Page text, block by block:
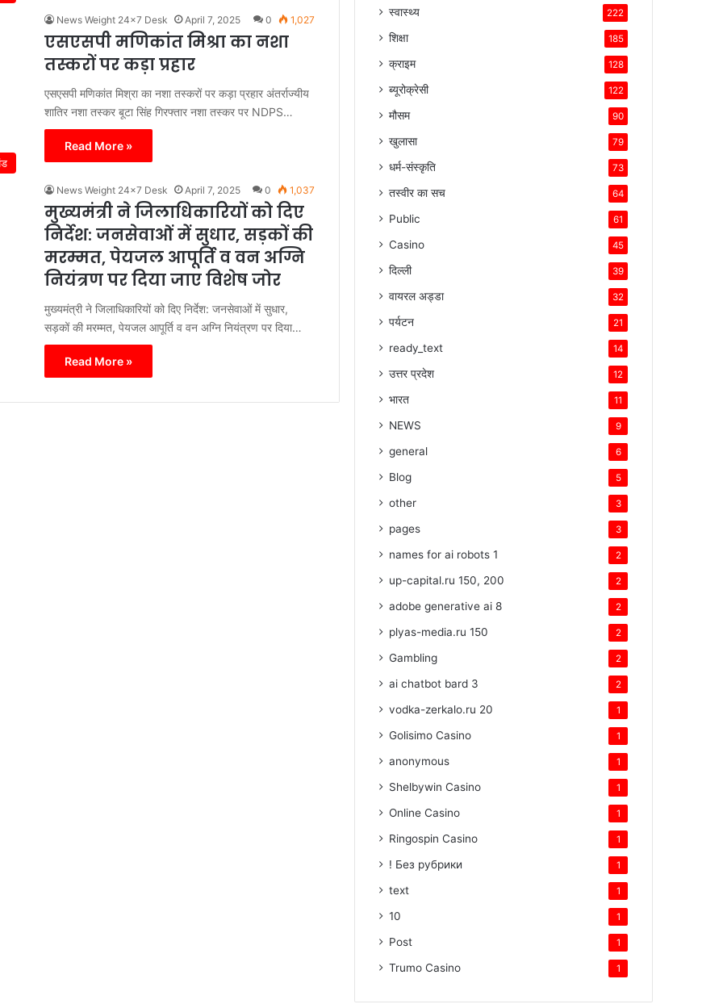
News Weight 24x7 Desk April 7, 2025 0 1,027
एसएसपी मणिकांत मिश्रा का नशा
तस्करों पर कड़ा प्रहार
एसएसपी मणिकांत मिश्रा का नशा तस्करों पर कड़ा प्रहार अंतर्राज्यीय
शातिर नशा तस्कर बूटा सिंह गिरफ्तार नशा तस्कर पर NDPS…
Read More »
News Weight 24x7 Desk April 7, 2025 0 1,037
मुख्यमंत्री ने जिलाधिकारियों को दिए
निर्देश: जनसेवाओं में सुधार, सड़कों की
मरम्मत, पेयजल आपूर्ति व वन अग्नि
नियंत्रण पर दिया जाए विशेष जोर
मुख्यमंत्री ने जिलाधिकारियों को दिए निर्देश: जनसेवाओं में सुधार,
सड़कों की मरम्मत, पेयजल आपूर्ति व वन अग्नि नियंत्रण पर दिया…
Read More »
स्वास्थ्य 222
शिक्षा 185
क्राइम 128
ब्यूरोक्रेसी 122
मौसम 90
खुलासा 79
धर्म-संस्कृति 73
तस्वीर का सच 64
Public 61
Casino 45
दिल्ली 39
वायरल अड्डा 32
पर्यटन 21
ready_text 14
उत्तर प्रदेश 12
भारत 11
NEWS 9
general 6
Blog 5
other 3
pages 3
names for ai robots 1 2
up-capital.ru 150, 200 2
adobe generative ai 8 2
plyas-media.ru 150 2
Gambling 2
ai chatbot bard 3 2
vodka-zerkalo.ru 20 1
Golisimo Casino 1
anonymous 1
Shelbywin Casino 1
Online Casino 1
Ringospin Casino 1
! Без рубрики 1
text 1
10 1
Post 1
Trumo Casino 1